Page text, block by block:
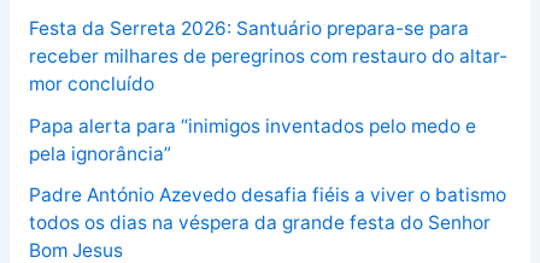
Festa da Serreta 2026: Santuário prepara-se para
receber milhares de peregrinos com restauro do altar-
mor concluído
Papa alerta para “inimigos inventados pelo medo e
pela ignorância”
Padre António Azevedo desafia fiéis a viver o batismo
todos os dias na véspera da grande festa do Senhor
Bom Jesus